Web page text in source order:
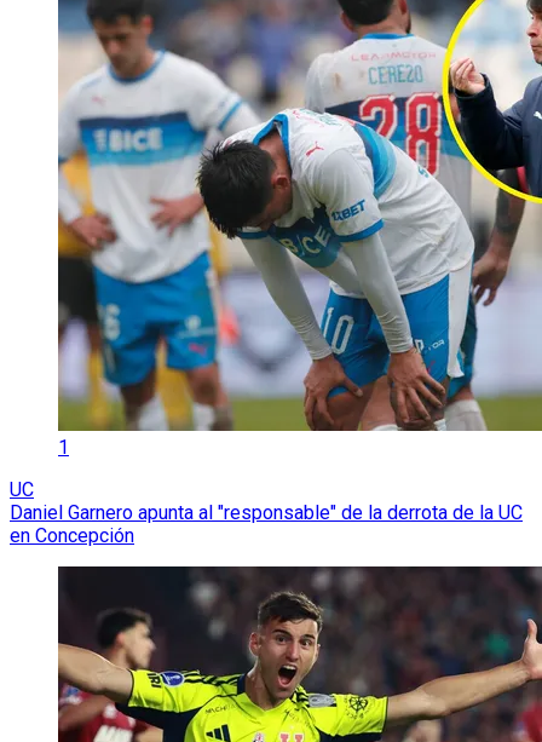
1
UC
Daniel Garnero apunta al "responsable" de la derrota de la UC
en Concepción